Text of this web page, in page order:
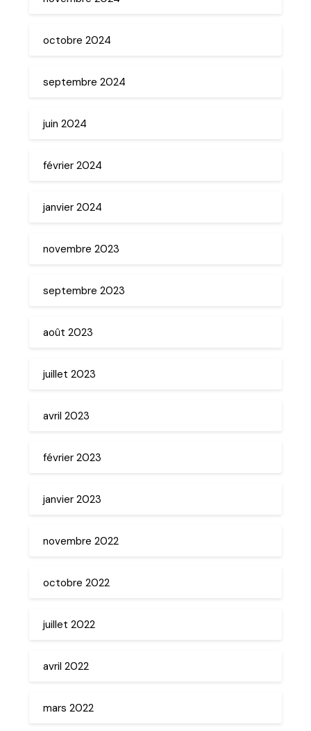
octobre 2024
septembre 2024
juin 2024
février 2024
janvier 2024
novembre 2023
septembre 2023
août 2023
juillet 2023
avril 2023
février 2023
janvier 2023
novembre 2022
octobre 2022
juillet 2022
avril 2022
mars 2022